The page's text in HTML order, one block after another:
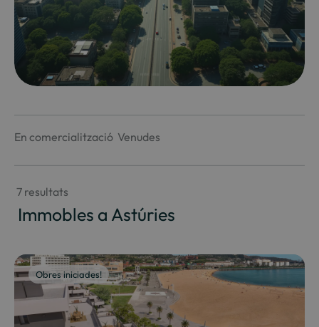
En comercialització Venudes
7 resultats
Immobles a Astúries
Obres iniciades!